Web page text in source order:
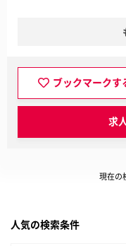
ブックマークす
求
現在の
人気の検索条件